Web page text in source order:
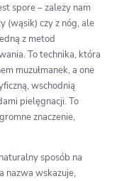
spore – zależy nam
(wąsik) czy z nóg, ale
z metod
To technika, która
muzułmanek, a one
wschodnią
pielęgnacji. To
znaczenie,
sposób na
nazwa wskazuje,